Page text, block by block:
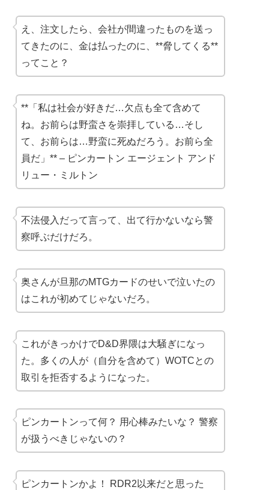
え、注文したら、会社が間違ったものを送っ
てきたのに、金は払ったのに、**脅してくる**
ってこと？
**「私は社会が好きだ…欠点も全て含めて
ね。お前らは野蛮さを崇拝している…そし
て、お前らは…野蛮に死ぬだろう。お前ら全
員だ」** – ピンカートン エージェント アンド
リュー・ミルトン
不法侵入だって言って、出て行かないなら警
察呼ぶだけだろ。
奥さんが旦那のMTGカードのせいで泣いたの
はこれが初めてじゃないだろ。
これがきっかけでD&D界隈は大騒ぎになっ
た。多くの人が（自分を含めて）WOTCとの
取引を拒否するようになった。
ピンカートンって何？ 用心棒みたいな？ 警察
が扱うべきじゃないの？
ピンカートンかよ！ RDR2以来だと思った